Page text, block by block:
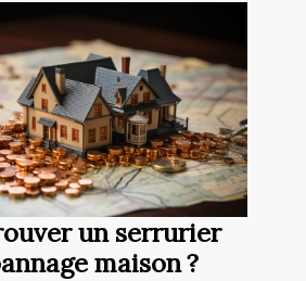
un serrurier
maison ?